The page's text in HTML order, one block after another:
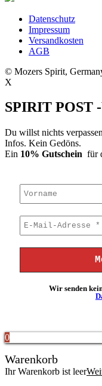
Datenschutz
Impressum
Versandkosten
AGB
© Mozers Spirit,
X
SPIRIT POST
Du willst nichts
Infos. Kein Gedöns.
Ein 10% Gutschein für
Wir senden
0
Warenkorb
Ihr Warenkorb ist leer